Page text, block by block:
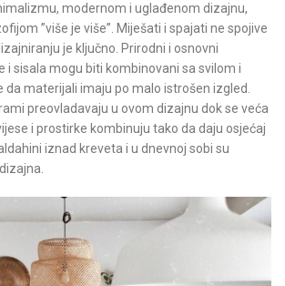
modernom i uglađenom dizajnu,
”više je više”. Miješati i spajati ne spojive
je ključno. Prirodni i osnovni
i sisala mogu biti kombinovani sa svilom i
da materijali imaju po malo istrošen izgled.
preovladavaju u ovom dizajnu dok se veća
i prostirke kombinuju tako da daju osjećaj
iznad kreveta i u dnevnoj sobi su